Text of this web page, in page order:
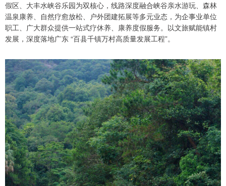
假区、大丰水峡谷乐园为双核心，线路深度融合峡谷亲水游玩、森林
温泉康养、自然疗愈放松、户外团建拓展等多元业态，为企事业单位
职工、广大群众提供一站式疗休养、康养度假服务。以文旅赋能镇村
发展，深度落地广东 “百县千镇万村高质量发展工程”。